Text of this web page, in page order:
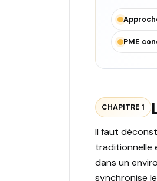
PME
CHAPITRE 1
Il faut
traditionnelle
dans un
synchronise